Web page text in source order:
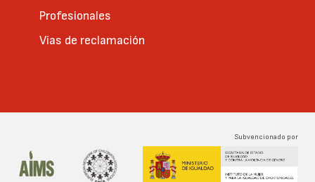
Profesionales
Vías de reclamación
Subvencionado por